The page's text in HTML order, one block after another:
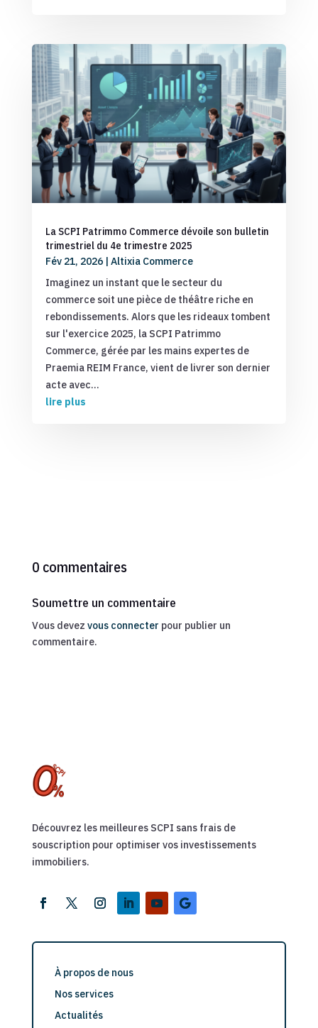
La SCPI Patrimmo Commerce dévoile son bulletin
trimestriel du 4e trimestre 2025
Fév 21, 2026| Altixia Commerce
Imaginez un instant que le secteur du
commerce soit une pièce de théâtre riche en
rebondissements. Alors que les rideaux tombent
sur l'exercice 2025, la SCPI Patrimmo
Commerce, gérée par les mains expertes de
Praemia REIM France, vient de livrer son dernier
acte avec...
lire plus
0 commentaires
Soumettre un commentaire
Vous devez vous connecter pour publier un
commentaire.
Découvrez les meilleures SCPI sans frais de
souscription pour optimiser vos investissements
immobiliers.
À propos de nous
Nos services
Actualités